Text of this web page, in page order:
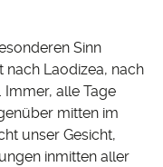
Sinn
nach Laodizea, nach
alle Tage
mitten im
unser Gesicht,
inmitten aller